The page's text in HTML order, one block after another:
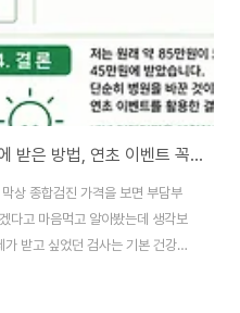
종합검진 85만원짜리를 45만원에 받은 방법, 연초 이벤트 꼭 확인하세요
상 종합검진 가격을 보면 부담부
다고 마음먹고 알아봤는데 생각보
받고 싶었던 검사는 기본 건강검
경화검사, 갑상선초음파까지 포